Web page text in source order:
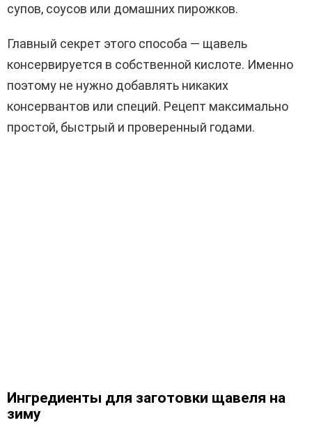
супов, соусов или домашних пирожков.
Главный секрет этого способа — щавель
консервируется в собственной кислоте. Именно
поэтому не нужно добавлять никаких
консервантов или специй. Рецепт максимально
простой, быстрый и проверенный годами.
Ингредиенты для заготовки щавеля на
зиму